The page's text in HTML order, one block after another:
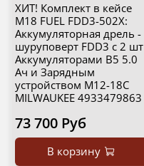
ХИТ! Комплект в кейсе
M18 FUEL FDD3-502X:
Аккумуляторная дрель -
шуруповерт FDD3 с 2 шт
Аккумуляторами B5 5.0
Ач и Зарядным
устройством M12-18C
MILWAUKEE 4933479863
73 700 Руб
В корзину